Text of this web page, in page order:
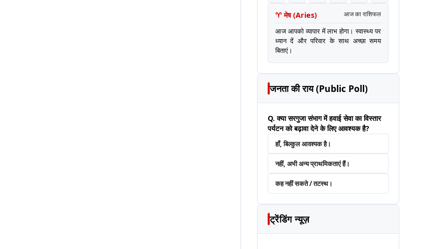
♈ मेष(Aries) आज का राशिफल
आज आपको व्यापार में लाभ होगा। स्वास्थ्य पर
ध्यान दें और परिवार के साथ अच्छा समय
बिताएं।
जनता की राय (Public Poll)
Q. क्या सरगुजा संभाग में हवाई सेवा का विस्तार
पर्यटन को बढ़ावा देने के लिए आवश्यक है?
हाँ, बिल्कुल आवश्यक है।
नहीं, अभी अन्य प्राथमिकताएं हैं।
कह नहीं सकते / तटस्थ।
ट्रेंडिंग न्यूज़